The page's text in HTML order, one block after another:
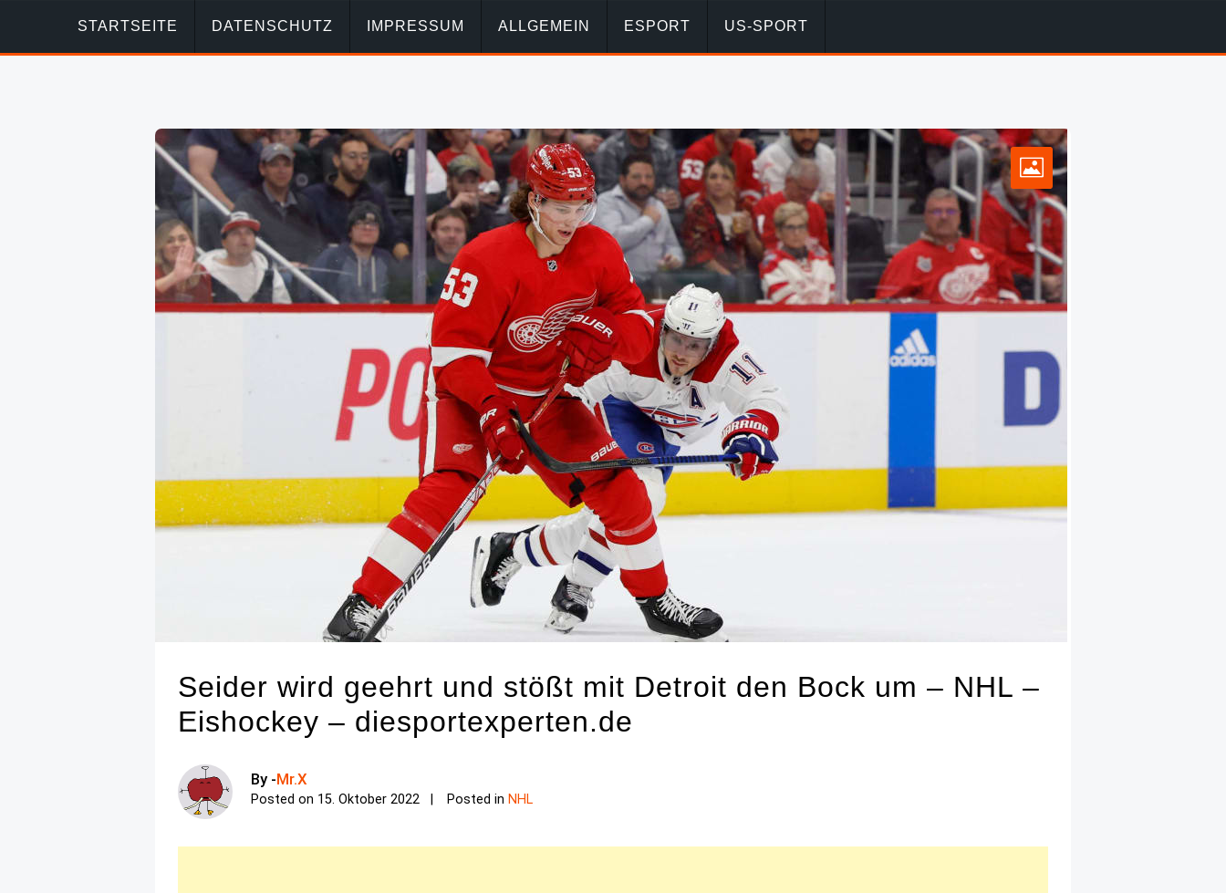
STARTSEITE DATENSCHUTZ IMPRESSUM ALLGEMEIN ESPORT US-SPORT
Seider wird geehrt und stößt mit Detroit den Bock um – NHL –
Eishockey – diesportexperten.de
By -Mr.X
Posted on 15. Oktober 2022 Posted in NHL